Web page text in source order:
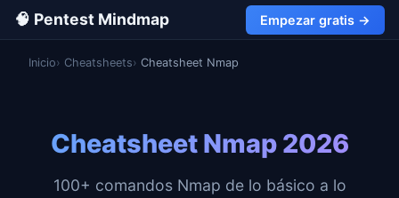
🧠 Pentest Mindmap Empezar gratis →
Inicio Cheatsheets Cheatsheet Nmap
Cheatsheet Nmap 2026
100+ comandos Nmap de lo básico a lo